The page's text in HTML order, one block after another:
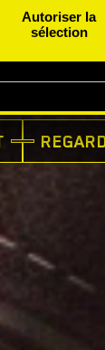
Autoriser la
sélection